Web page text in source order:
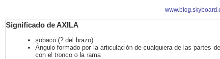
Significado de AXILA
sobaco (? del brazo)
Ángulo formado por la articulación de cualquiera de las partes
con el tronco o la rama